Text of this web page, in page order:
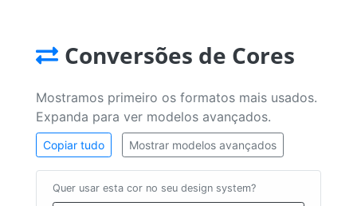
Conversões de Cores
Mostramos primeiro os formatos mais usados.
Expanda para ver modelos avançados.
Copiar tudo Mostrar modelos avançados
Quer usar esta cor no seu design system?